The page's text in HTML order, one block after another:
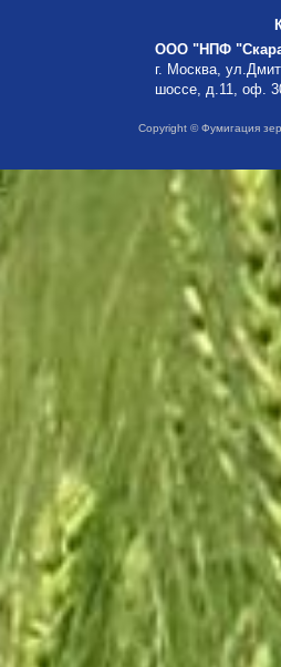
ООО "НПФ
г. Москва,
шоссе, д.11, оф.
Copyright © Фумигация